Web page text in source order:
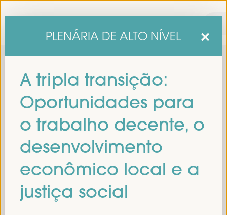
Económico Localserá realizada de1 a 4 de abril de 2025 em
PLENÁRIA DE ALTO NÍVEL
A tripla transição:
Oportunidades para
o trabalho decente, o
desenvolvimento
econômico local e a
justiça social